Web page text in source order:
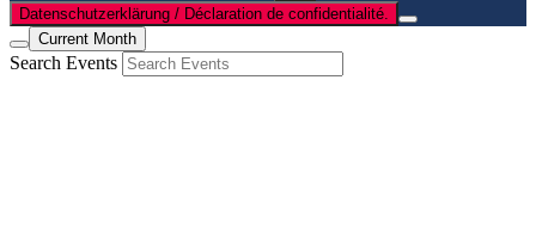
Datenschutzerklärung / Déclaration de confidentialité.
Current Month
Search Events